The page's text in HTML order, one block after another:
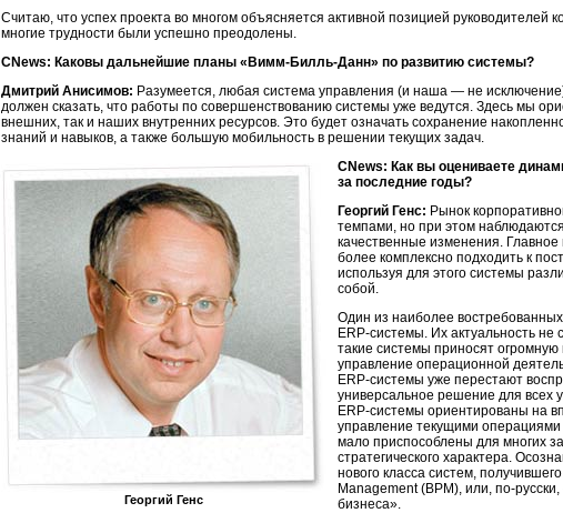
Считаю, что успех проекта во многом объясняется активной позицией руководителей
многие трудности были успешно преодолены.
CNews: Каковы дальнейшие планы «Вимм-Билль-Данн» по развитию системы?
Дмитрий Анисимов: Разумеется, любая система управления (и наша — не
должен сказать, что работы по совершенствованию системы уже ведутся. Здесь мы
внешних, так и наших внутренних ресурсов. Это будет означать сохранение
знаний и навыков, а также большую мобильность в решении текущих задач.
Георгий Генс
CNews: Как вы оцениваете
за последние годы?
Георгий Генс: Рынок
темпами, но при этом
качественные изменения.
более комплексно подходить к
используя для этого системы
собой.
Один из наиболее
ERP-системы. Их актуальность не
такие системы приносят огромную
управление операционной
ERP-системы уже перестают
универсальное решение для всех
ERP-системы ориентированы на
управление текущими
мало приспособлены для многих
стратегического характера.
нового класса систем,
Management (BPM), или, по-русски
бизнеса».